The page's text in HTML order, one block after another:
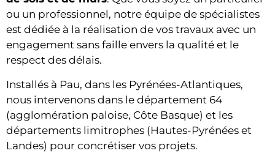
ou un professionnel, notre équipe de spécialistes
est dédiée à la réalisation de vos travaux avec un
engagement sans faille envers la qualité et le
respect des délais.
Installés à Pau, dans les Pyrénées-Atlantiques,
nous intervenons dans le département 64
(agglomération paloise, Côte Basque) et les
départements limitrophes (Hautes-Pyrénées et
Landes) pour concrétiser vos projets.